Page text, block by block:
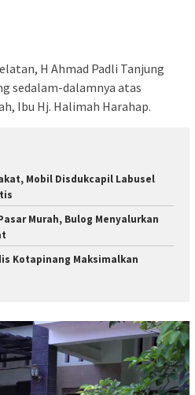
H Ahmad Padli Tanjung
sedalam-dalamnya atas
Ibu Hj. Halimah Harahap.
Mobil Disdukcapil Labusel
Murah, Bulog Menyalurkan
Kotapinang Maksimalkan